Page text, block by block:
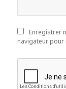
Enregistrer
navigateur pour